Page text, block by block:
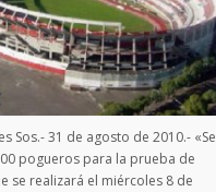
Sos.- 31 de agosto de 2010.- «Se
pogueros para la prueba de
se realizará el miércoles 8 de